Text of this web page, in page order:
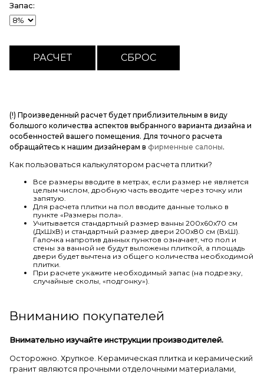
Запас:
(!) Произведенный расчет будет приблизительным в виду
большого количества аспектов выбранного варианта дизайна и
особенностей вашего помещения. Для точного расчета
обращайтесь к нашим дизайнерам в фирменные салоны.
Как пользоваться калькулятором расчета плитки?
Все размеры вводите в метрах, если размер не является
целым числом, дробную часть вводите через точку или
запятую.
Для расчета плитки на пол вводите данные только в
пункте «Размеры пола».
Учитывается стандартный размер ванны 200х60х70 см
(ДхШхВ) и стандартный размер двери 200х80 см (ВхШ).
Галочка напротив данных пунктов означает, что пол и
стены за ванной не будут выложены плиткой, а площадь
двери будет вычтена из общего количества необходимой
плитки.
При расчете укажите необходимый запас (на подрезку,
случайные сколы, «подгонку»).
Вниманию покупателей
Внимательно изучайте инструкции производителей.
Осторожно. Хрупкое. Керамическая плитка и керамический
гранит являются прочными отделочными материалами,